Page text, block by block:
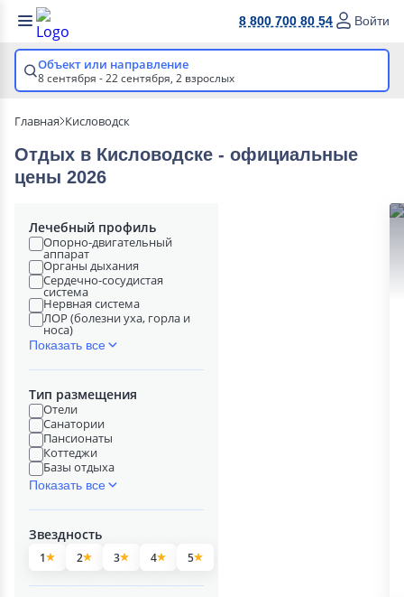
8 800 700 80 54 Войти
Объект или направление
8 сентября - 22 сентября, 2 взрослых
Главная Кисловодск
Отдых в Кисловодске - официальные
цены 2026
Лечебный профиль
Опорно-двигательный
аппарат
Органы дыхания
Сердечно-сосудистая
система
Нервная система
ЛОР (болезни уха, горла и
носа)
Показать все
Тип размещения
Отели
Санатории
Пансионаты
Коттеджи
Базы отдыха
Показать все
Звездность
1 2 3 4 5